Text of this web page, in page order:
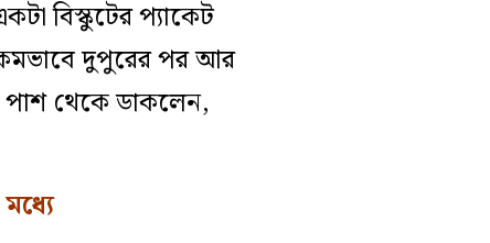
বিস্কুটের প্যাকেট
দুপুরের পর আর
পাশ থেকে ডাকলেন,